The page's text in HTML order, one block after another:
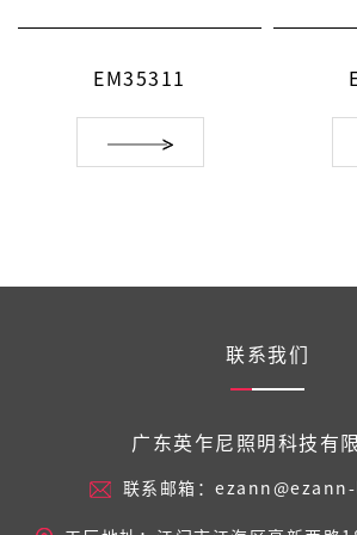
EM35311
联系我们
广东英乍尼照明科技有
联系邮箱：